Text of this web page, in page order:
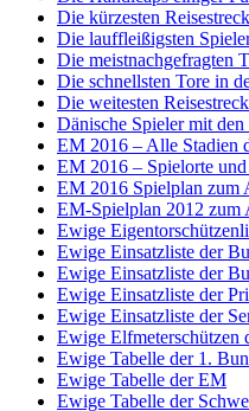
Die kürzesten
Die lauffleißigsten
Die meistnachgefragten
Die schnellsten Tore in
Die weitesten
Dänische Spieler mit
EM 2016 – Alle Stadien
EM 2016 – Spielorte
EM 2016 Spielplan zum
EM-Spielplan 2012 zum
Ewige
Ewige Einsatzliste der
Ewige Einsatzliste der
Ewige Einsatzliste der
Ewige Einsatzliste der
Ewige Elfmeterschützen
Ewige Tabelle der 1.
Ewige Tabelle der EM
Ewige Tabelle der